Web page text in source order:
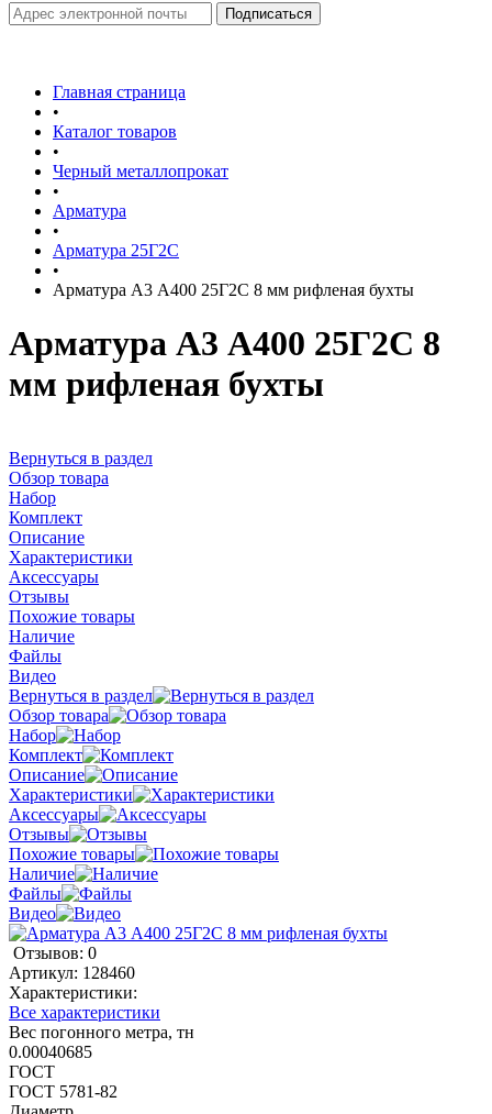
Главная страница
•
Каталог товаров
•
Черный металлопрокат
•
Арматура
•
Арматура 25Г2С
•
Арматура А3 А400 25Г2С 8 мм рифленая бухты
Арматура А3 А400 25Г2С 8
мм рифленая бухты
Вернуться в раздел
Обзор товара
Набор
Комплект
Описание
Характеристики
Аксессуары
Отзывы
Похожие товары
Наличие
Файлы
Видео
Вернуться в раздел
Обзор товара
Набор
Комплект
Описание
Характеристики
Аксессуары
Отзывы
Похожие товары
Наличие
Файлы
Видео
Отзывов: 0
Артикул: 128460
Характеристики:
Все характеристики
Вес погонного метра, тн
0.00040685
ГОСТ
ГОСТ 5781-82